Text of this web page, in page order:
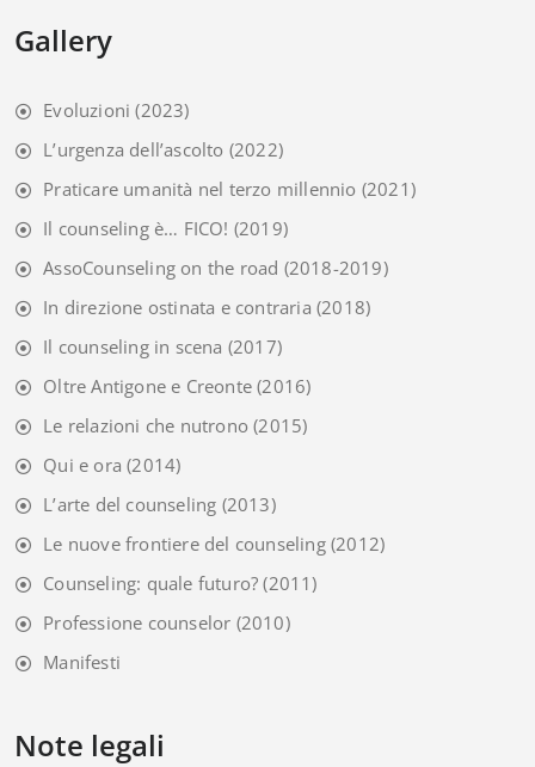
Gallery
Evoluzioni (2023)
L’urgenza dell’ascolto (2022)
Praticare umanità nel terzo millennio (2021)
Il counseling è… FICO! (2019)
AssoCounseling on the road (2018-2019)
In direzione ostinata e contraria (2018)
Il counseling in scena (2017)
Oltre Antigone e Creonte (2016)
Le relazioni che nutrono (2015)
Qui e ora (2014)
L’arte del counseling (2013)
Le nuove frontiere del counseling(2012)
Counseling: quale futuro? (2011)
Professione counselor (2010)
Manifesti
Note legali